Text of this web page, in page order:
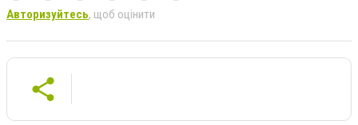
Авторизуйтесь, щоб оцінити